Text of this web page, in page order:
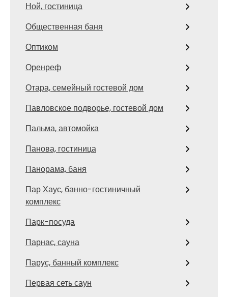
Ной, гостиница
Общественная баня
Оптиком
Оренреф
Отара, семейный гостевой дом
Павловское подворье, гостевой дом
Пальма, автомойка
Панова, гостиница
Панорама, баня
Пар Хаус, банно-гостиничный
комплекс
Парк-посуда
Парнас, сауна
Парус, банный комплекс
Первая сеть саун